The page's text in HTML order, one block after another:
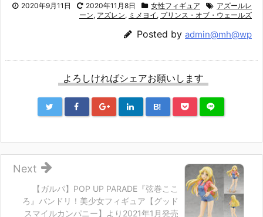
2020年9月11日 2020年11月8日 女性フィギュア
アズールレ
ーン, アズレン, ミメヨイ , プリンス・オブ・ウェールズ
Posted by admin@mh@wp
よろしければシェアお願いします
B!
【ガルパ】POP UP PARADE『弦巻ここ
ろ』バンドリ！美少女フィギュア【グッド
スマイルカンパニー】より2021年1月発売
Next